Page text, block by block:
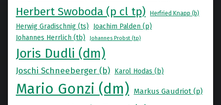
Herbert Swoboda (p cl tp) Herfried Knapp (b)
Herwig Gradischnig (ts)
Joachim Palden (p)
Johannes Herrlich (tb)
Johannes Probst (tp)
Joris Dudli (dm)
Joschi Schneeberger (b) Karol Hodas (b)
Mario Gonzi (dm) Markus Gaudriot (p)